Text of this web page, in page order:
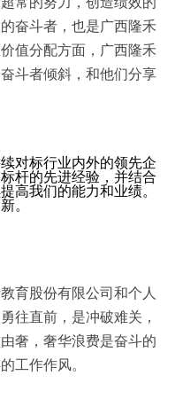
奋斗者，也是广西隆禾
值分配方面，广西隆禾
斗者倾斜，和他们分享
对标行业内外的领先企
杆的先进经验，并结合
高我们的能力和业绩。
。
育股份有限公司和个人
往直前，是冲破难关，
奢，奢华浪费是奋斗的
工作作风。